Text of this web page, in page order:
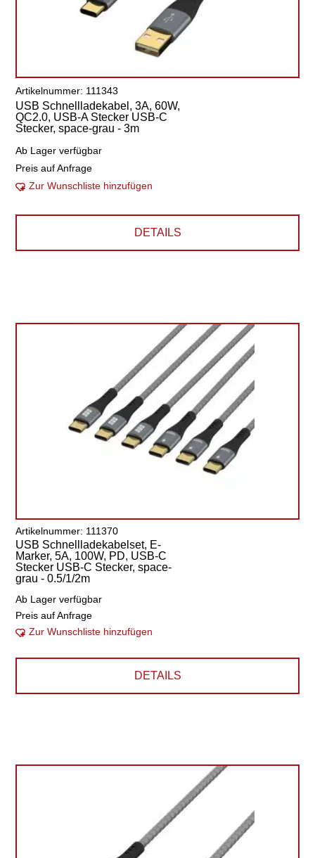
Artikelnummer: 111343
USB Schnellladekabel, 3A, 60W,
QC2.0, USB-A Stecker USB-C
Stecker, space-grau - 3m
Ab Lager verfügbar
Preis auf Anfrage
Zur Wunschliste hinzufügen
DETAILS
Artikelnummer: 111370
USB Schnellladekabelset, E-
Marker, 5A, 100W, PD, USB-C
Stecker USB-C Stecker, space-
grau - 0.5/1/2m
Ab Lager verfügbar
Preis auf Anfrage
Zur Wunschliste hinzufügen
DETAILS